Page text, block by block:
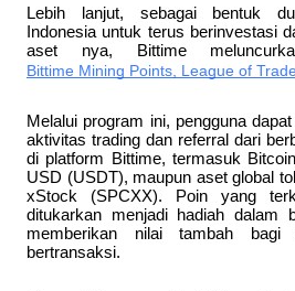
Lebih lanjut, sebagai bentuk
Indonesia untuk terus berinvestasi
aset nya, Bittime
Bittime Mining Points, League of
Melalui program ini, pengguna
aktivitas trading dan referral dari
di platform Bittime, termasuk
USD (USDT), maupun aset global
xStock (SPCXX). Poin yang
ditukarkan menjadi hadiah dalam
memberikan nilai tambah bagi
bertransaksi.